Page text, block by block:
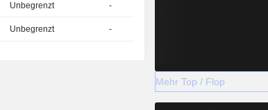
Unbegrenzt -
Unbegrenzt -
Mehr Top / Flop